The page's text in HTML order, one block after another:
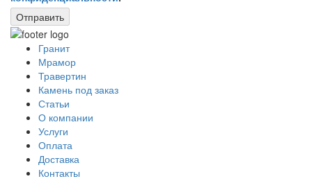
Отправить
Гранит
Мрамор
Травертин
Камень под заказ
Статьи
О компании
Услуги
Оплата
Доставка
Контакты